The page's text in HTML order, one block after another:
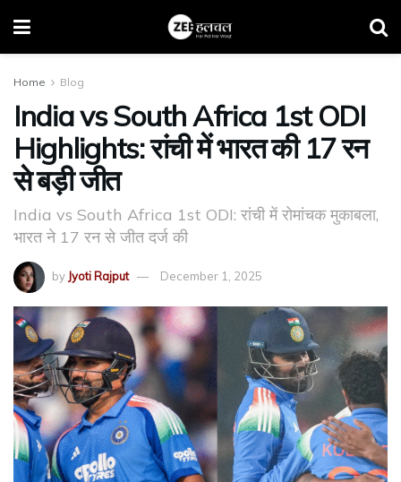
Home Blog
India vs South Africa 1st ODI
Highlights: रांची में भारत की 17 रन
से बड़ी जीत
India vs South Africa 1st ODI: रांची में रोमांचक मुकाबला,
भारत ने 17 रन से जीत दर्ज की
by Jyoti Rajput December 1, 2025